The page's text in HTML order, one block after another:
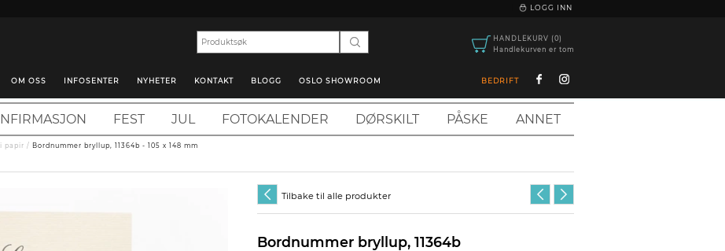
LOGG INN
HANDLEKURV (0)
Handlekurven er tom
OM OSS INFOSENTER NYHETER KONTAKT BLOGG OSLO SHOWROOM BEDRIFT
FEST JUL FOTOKALENDER DØRSKILT PÅSKE ANNET
papir / Bordnummer bryllup, 11364b - 105 x 148 mm
Tilbake til alle produkter
Bordnummer bryllup, 11364b